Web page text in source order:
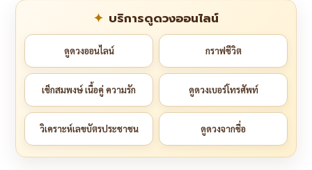
บริการดูดวงออนไลน์
ดูดวงออนไลน์ กราฟชีวิต
เช็กสมพงษ์ เนื้อคู่ ความรัก ดูดวงเบอร์โทรศัพท์
วิเคราะห์เลขบัตรประชาชน ดูดวงจากชื่อ